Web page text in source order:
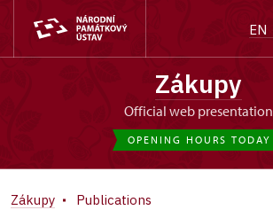
EN
Zákupy
Official web presentation
OPENING HOURS TODAY
Zákupy Publications